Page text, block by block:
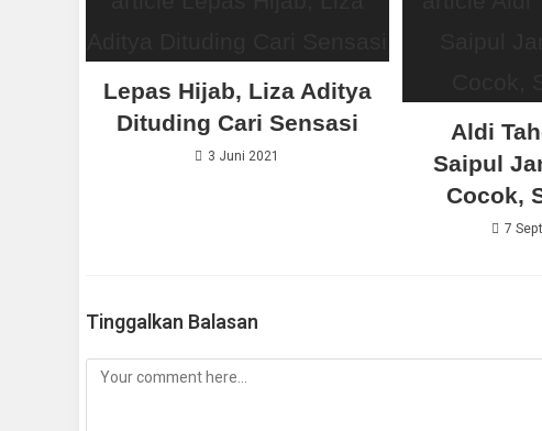
Lepas Hijab, Liza Aditya
Dituding Cari Sensasi
3 Juni 2021
Aldi
Saipul
Cocok,
7
Tinggalkan Balasan